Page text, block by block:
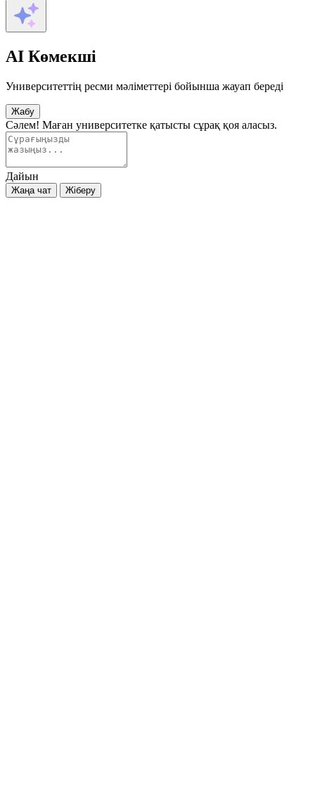
AI Көмекші
Университеттің ресми мәліметтері бойынша жауап береді
Жабу
Сәлем! Маған университетке қатысты сұрақ қоя аласыз.
Дайын
Жаңа чат Жіберу